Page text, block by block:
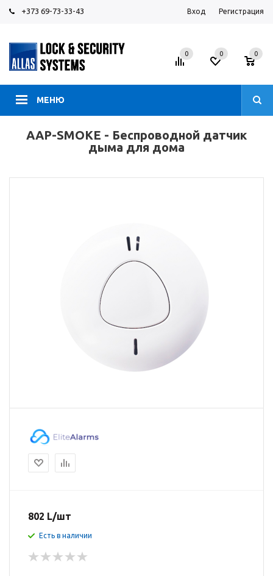
+373 69-73-33-43 Вход Регистрация
МЕНЮ
0 0 0
AAP-SMOKE - Беспроводной датчик
дыма для дома
802 L/шт
Есть в наличии